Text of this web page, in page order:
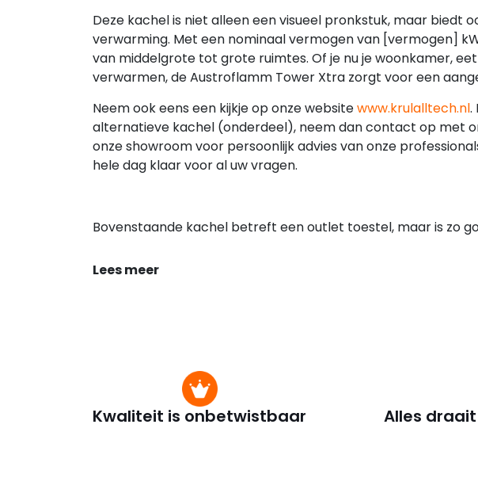
Deze kachel is niet alleen een visueel pronkstuk, maar biedt
verwarming. Met een nominaal vermogen van [vermogen]
van middelgrote tot grote ruimtes. Of je nu je woonkamer,
verwarmen, de Austroflamm Tower Xtra zorgt voor een
Neem ook eens een kijkje op onze websitewww.krulalltech.nl.
alternatieve kachel (onderdeel), neem dan contact op met
onze showroom voor persoonlijk advies van onze
hele dag klaar voor al uw vragen.
Bovenstaande kachel betreft een outlet toestel, maar is zo
Lees meer
Kwaliteit is onbetwistbaar Alles